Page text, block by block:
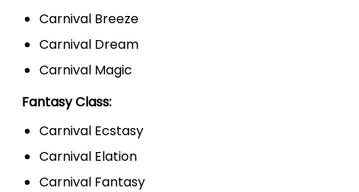
Carnival Breeze
Carnival Dream
Carnival Magic
Fantasy Class:
Carnival Ecstasy
Carnival Elation
Carnival Fantasy